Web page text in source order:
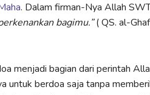
. Dalam firman-Nya Allah
bagimu.”( QS. al-
menjadi bagian dari perintah
untuk berdoa saja tanpa